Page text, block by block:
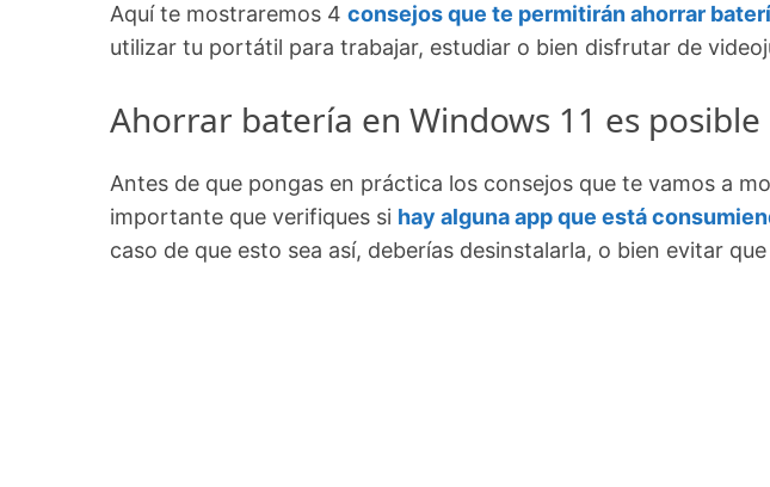
Aquí te mostraremos 4 consejos que te permitirán ahorrar
utilizar tu portátil para trabajar, estudiar o bien disfrutar de
Ahorrar batería en Windows 11 es posible
Antes de que pongas en práctica los consejos que te vamos a
importante que verifiques si hay alguna app que está
caso de que esto sea así, deberías desinstalarla, o bien evitar